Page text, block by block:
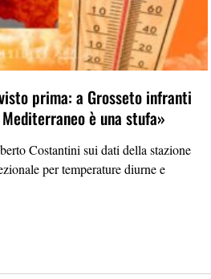
prima: a Grosseto infranti
è una stufa»
Costantini sui dati della stazione
per temperature diurne e